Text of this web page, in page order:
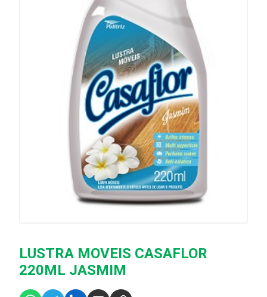
LUSTRA MOVEIS CASAFLOR
220ML JASMIM